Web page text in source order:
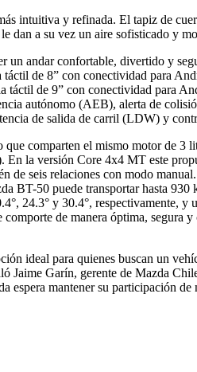
intuitiva y refinada. El tapiz de
dan a su vez un aire sofisticado y
andar confortable, divertido y
táctil de 8” con conectividad para
táctil de 9” con conectividad
autónomo (AEB), alerta de
de salida de carril (LDW) y
comparten el mismo motor de 3
la versión Core 4x4 MT este
de seis relaciones con modo
BT-50 puede transportar hasta
24.3° y 30.4°, respectivamente, y
de manera óptima, segura
ideal para quienes buscan un
Jaime Garín, gerente de Mazda
mantener su participación de